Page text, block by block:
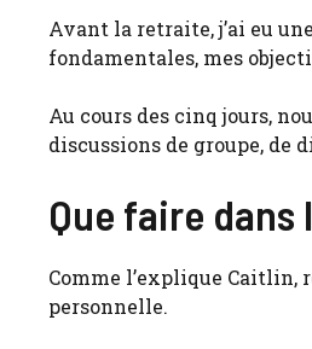
Avant la retraite, j’ai eu
fondamentales, mes
Au cours des cinq jours,
discussions de groupe, de
Que faire dans
Comme l’explique
personnelle.